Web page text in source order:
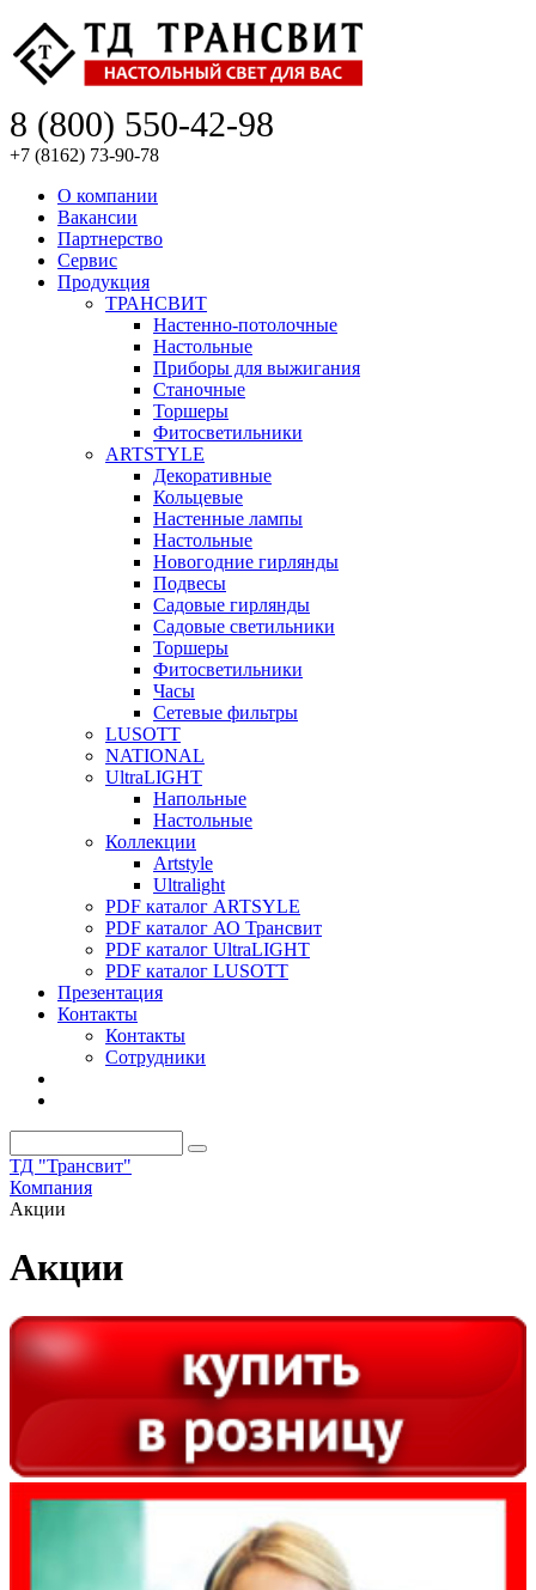
8 (800) 550-42-98
+7 (8162) 73-90-78
О компании
Вакансии
Партнерство
Сервис
Продукция
ТРАНСВИТ
Настенно-потолочные
Настольные
Приборы для выжигания
Станочные
Торшеры
Фитосветильники
ARTSTYLE
Декоративные
Кольцевые
Настенные лампы
Настольные
Новогодние гирлянды
Подвесы
Садовые гирлянды
Садовые светильники
Торшеры
Фитосветильники
Часы
Сетевые фильтры
LUSOTT
NATIONAL
UltraLIGHT
Напольные
Настольные
Коллекции
Artstyle
Ultralight
PDF каталог ARTSYLE
PDF каталог АО Трансвит
PDF каталог UltraLIGHT
PDF каталог LUSOTT
Презентация
Контакты
Контакты
Сотрудники
ТД "Трансвит"
Компания
Акции
Акции